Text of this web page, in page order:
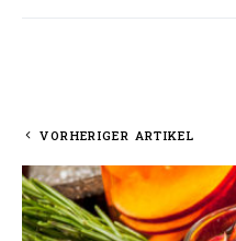
VORHERIGER ARTIKEL